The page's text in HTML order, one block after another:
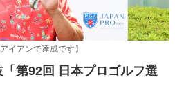
イアンで達成です】
第92回 日本プロゴルフ選